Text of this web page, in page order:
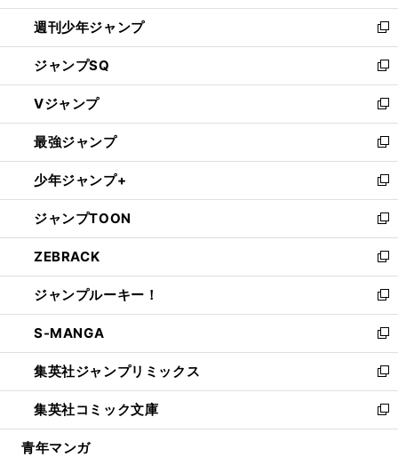
開
く
週刊少年ジャンプ
新
し
い
ウ
ィ
ン
ド
ウ
で
開
く
ジャンプSQ
新
し
い
ウ
ィ
ン
ド
ウ
で
開
く
Vジャンプ
新
し
い
ウ
ィ
ン
ド
ウ
で
開
く
最強ジャンプ
新
し
い
ウ
ィ
ン
ド
ウ
で
開
く
少年ジャンプ+
新
し
い
ウ
ィ
ン
ド
ウ
で
開
く
ジャンプTOON
新
し
い
ウ
ィ
ン
ド
ウ
で
開
く
ZEBRACK
新
し
い
ウ
ィ
ン
ド
ウ
で
開
ジャンプルーキー！
新
し
い
ウ
ィ
ン
ド
ウ
S-MANGA
新
し
い
ウ
ィ
ン
集英社ジャンプリミックス
新
し
い
ウ
集英社コミック文庫
新
し
青年マンガ